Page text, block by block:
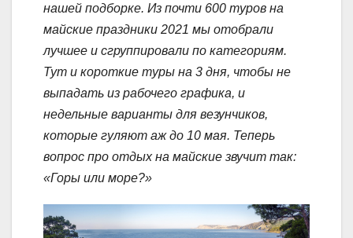
нашей подборке. Из почти 600 туров на
майские праздники 2021 мы отобрали
лучшее и сгруппировали по категориям.
Тут и короткие туры на 3 дня, чтобы не
выпадать из рабочего графика, и
недельные варианты для везунчиков,
которые гуляют аж до 10 мая. Теперь
вопрос про отдых на майские звучит так:
«Горы или море?»